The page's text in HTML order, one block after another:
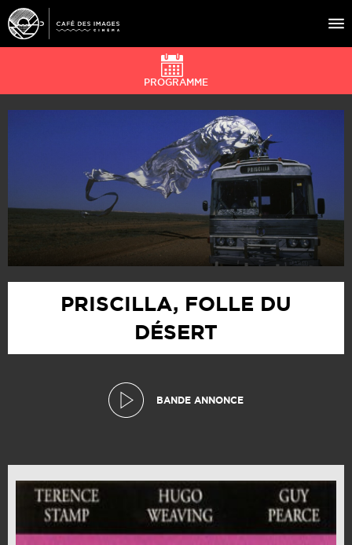
À L’AFFICHE
ÉVÉNEMENTS
CAFÉ DU CINÉ
PRATIQUE
ÉDUCATION AUX IMAGES
PRISCILLA, FOLLE DU
DÉSERT
BANDE ANNONCE
PROGRAMME